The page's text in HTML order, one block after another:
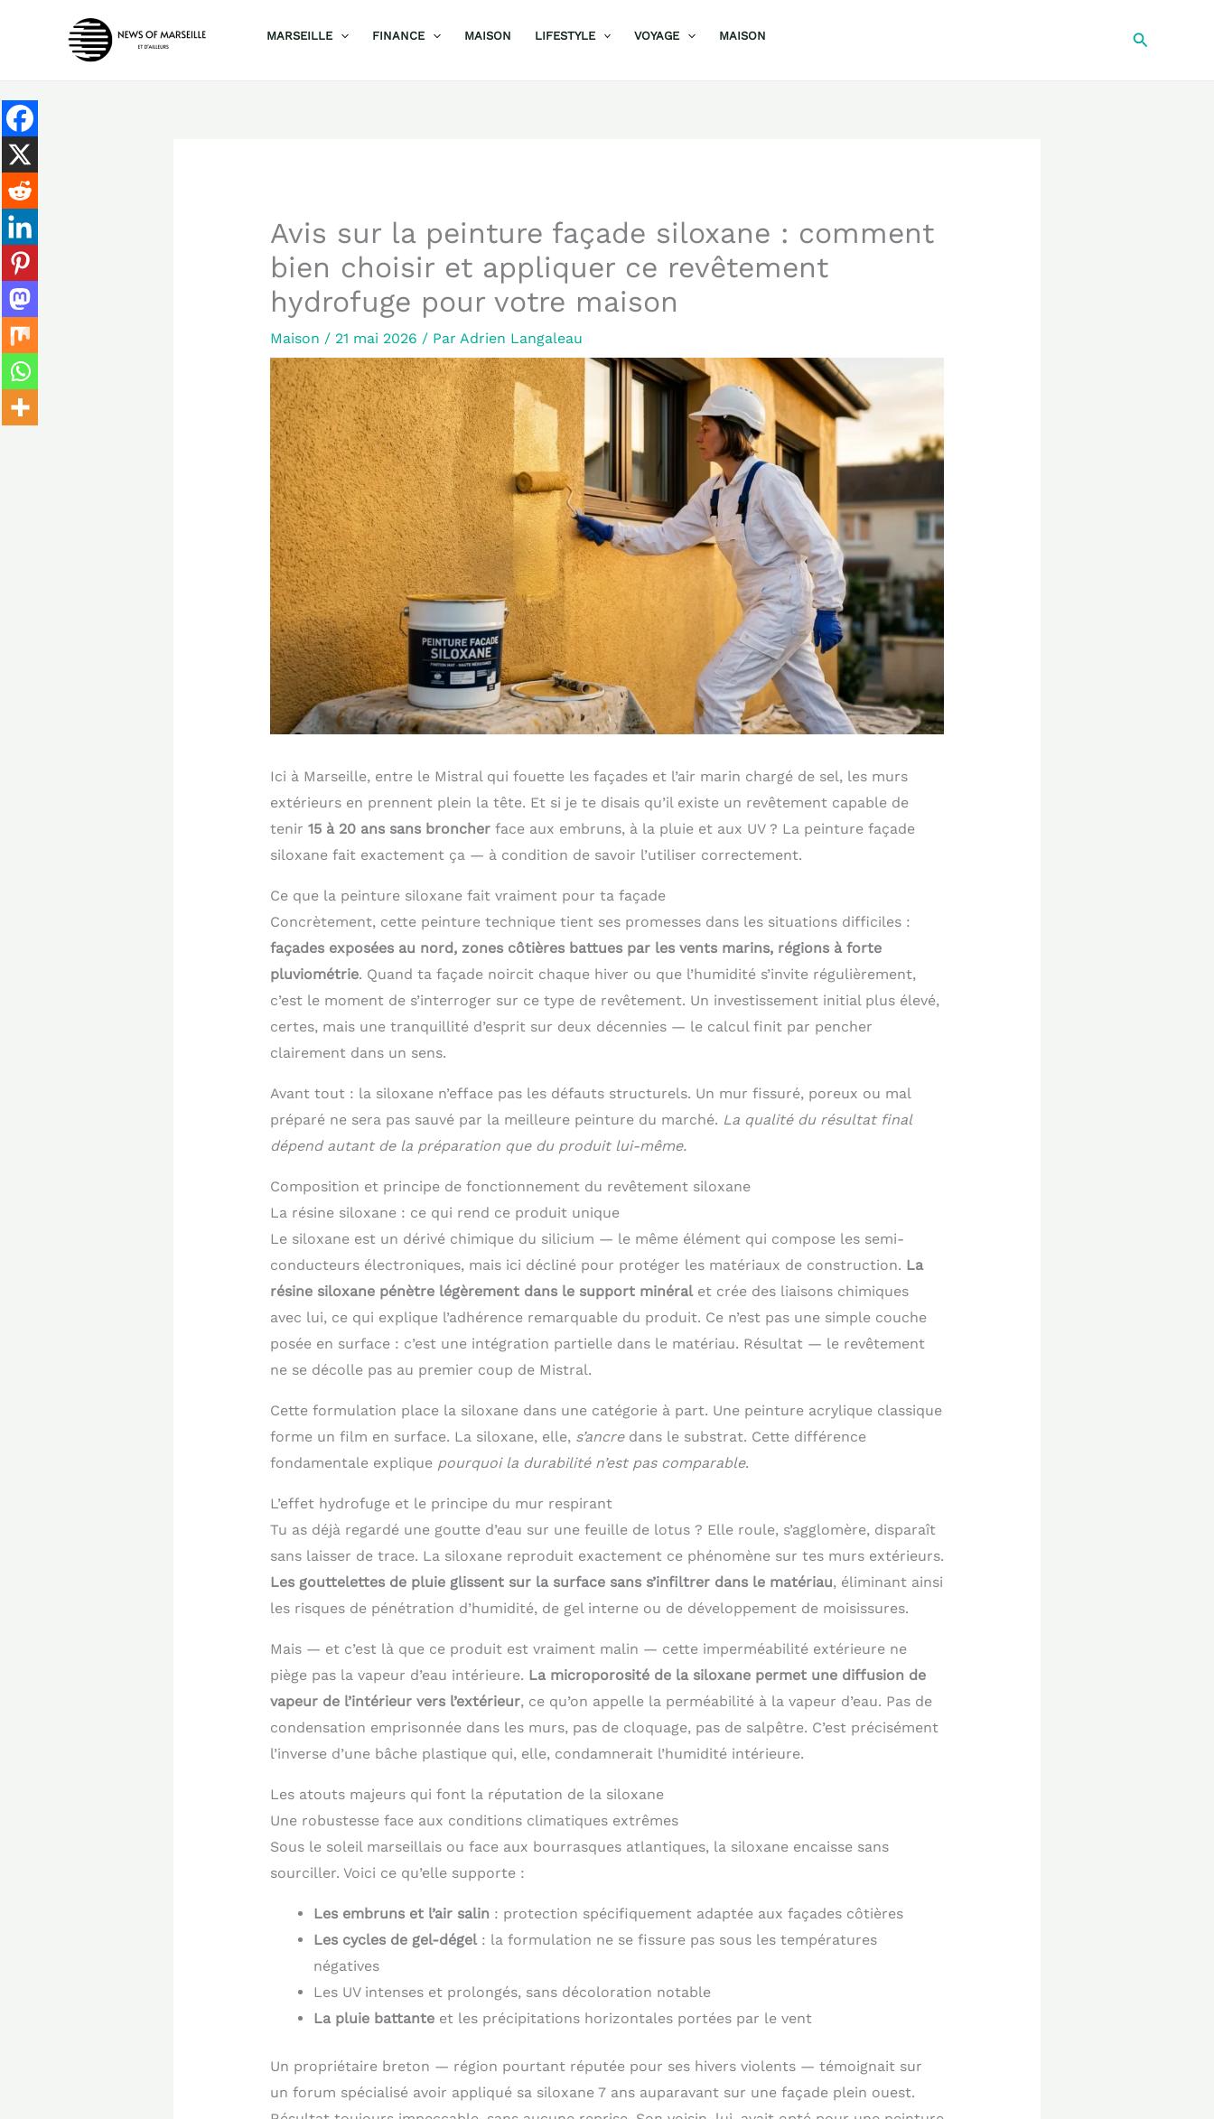
MARSEILLE FINANCE MAISON LIFESTYLE VOYAGE MAISON
Avis sur la peinture façade siloxane : comment
bien choisir et appliquer ce revêtement
hydrofuge pour votre maison
Maison / 21 mai 2026 / Par Adrien Langaleau
Ici à Marseille, entre le Mistral qui fouette les façades et l’air marin chargé de sel, les murs
extérieurs en prennent plein la tête. Et si je te disais qu’il existe un revêtement capable de
tenir 15 à 20 ans sans broncherface aux embruns, à la pluie et aux UV ? La peinture façade
siloxane fait exactement ça — à condition de savoir l’utiliser correctement.
Ce que la peinture siloxane fait vraiment pour ta façade
Concrètement, cette peinture technique tient ses promesses dans les situations difficiles :
façades exposées au nord, zones côtières battues par les vents marins, régions à forte
pluviométrie. Quand ta façade noircit chaque hiver ou que l’humidité s’invite régulièrement,
c’est le moment de s’interroger sur ce type de revêtement. Un investissement initial plus élevé,
certes, mais une tranquillité d’esprit sur deux décennies — le calcul finit par pencher
clairement dans un sens.
Avant tout : la siloxane n’efface pas les défauts structurels. Un mur fissuré, poreux ou mal
préparé ne sera pas sauvé par la meilleure peinture du marché. La qualité du résultat final
dépend autant de la préparation que du produit lui-même.
Composition et principe de fonctionnement du revêtement siloxane
La résine siloxane : ce qui rend ce produit unique
Le siloxane est un dérivé chimique du silicium — le même élément qui compose les semi-
conducteurs électroniques, mais ici décliné pour protéger les matériaux de construction. La
résine siloxane pénètre légèrement dans le support minéralet crée des liaisons chimiques
avec lui, ce qui explique l’adhérence remarquable du produit. Ce n’est pas une simple couche
posée en surface : c’est une intégration partielle dans le matériau. Résultat — le revêtement
ne se décolle pas au premier coup de Mistral.
Cette formulation place la siloxane dans une catégorie à part. Une peinture acrylique classique
forme un film en surface. La siloxane, elle, s’ancredans le substrat. Cette différence
fondamentale explique pourquoi la durabilité n’est pas comparable.
L’effet hydrofuge et le principe du mur respirant
Tu as déjà regardé une goutte d’eau sur une feuille de lotus ? Elle roule, s’agglomère, disparaît
sans laisser de trace. La siloxane reproduit exactement ce phénomène sur tes murs extérieurs.
Les gouttelettes de pluie glissent sur la surface sans s’infiltrer dans le matériau, éliminant ainsi
les risques de pénétration d’humidité, de gel interne ou de développement de moisissures.
Mais — et c’est là que ce produit est vraiment malin — cette imperméabilité extérieure ne
piège pas la vapeur d’eau intérieure. La microporosité de la siloxane permet une diffusion de
vapeur de l’intérieur vers l’extérieur, ce qu’on appelle la perméabilité à la vapeur d’eau. Pas de
condensation emprisonnée dans les murs, pas de cloquage, pas de salpêtre. C’est précisément
l’inverse d’une bâche plastique qui, elle, condamnerait l’humidité intérieure.
Les atouts majeurs qui font la réputation de la siloxane
Une robustesse face aux conditions climatiques extrêmes
Sous le soleil marseillais ou face aux bourrasques atlantiques, la siloxane encaisse sans
sourciller. Voici ce qu’elle supporte :
Les embruns et l’air salin : protection spécifiquement adaptée aux façades côtières
Les cycles de gel-dégel: la formulation ne se fissure pas sous les températures
négatives
Les UV intenses et prolongés, sans décoloration notable
La pluie battanteet les précipitations horizontales portées par le vent
Un propriétaire breton — région pourtant réputée pour ses hivers violents — témoignait sur
un forum spécialisé avoir appliqué sa siloxane 7 ans auparavant sur une façade plein ouest.